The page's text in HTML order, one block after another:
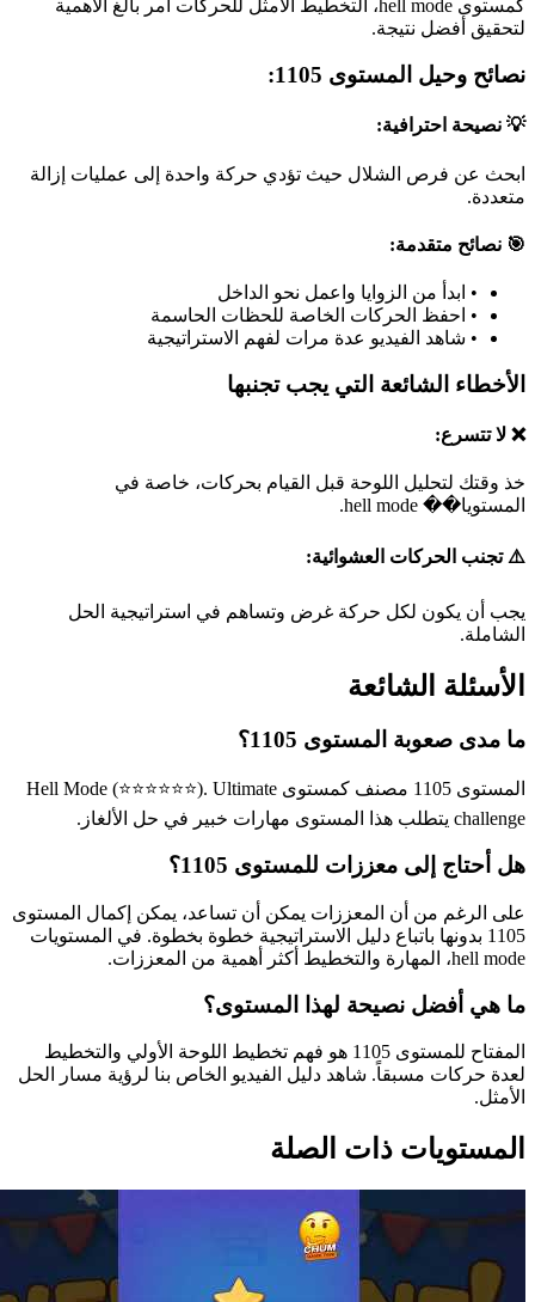
كمستوى hell mode، التخطيط الأمثل للحركات أمر بالغ الأهمية
لتحقيق أفضل نتيجة.
نصائح وحيل المستوى 1105:
💡 نصيحة احترافية:
ابحث عن فرص الشلال حيث تؤدي حركة واحدة إلى عمليات إزالة
متعددة.
🎯 نصائح متقدمة:
• ابدأ من الزوايا واعمل نحو الداخل
• احفظ الحركات الخاصة للحظات الحاسمة
• شاهد الفيديو عدة مرات لفهم الاستراتيجية
الأخطاء الشائعة التي يجب تجنبها
❌ لا تتسرع:
خذ وقتك لتحليل اللوحة قبل القيام بحركات، خاصة في
المستويا�� hell mode.
⚠️ تجنب الحركات العشوائية:
يجب أن يكون لكل حركة غرض وتساهم في استراتيجية الحل
الشاملة.
الأسئلة الشائعة
ما مدى صعوبة المستوى 1105؟
المستوى 1105 مصنف كمستوى Hell Mode (⭐⭐⭐⭐⭐⭐). Ultimate
challenge يتطلب هذا المستوى مهارات خبير في حل الألغاز.
هل أحتاج إلى معززات للمستوى 1105؟
على الرغم من أن المعززات يمكن أن تساعد، يمكن إكمال المستوى
1105 بدونها باتباع دليل الاستراتيجية خطوة بخطوة. في المستويات
hell mode، المهارة والتخطيط أكثر أهمية من المعززات.
ما هي أفضل نصيحة لهذا المستوى؟
المفتاح للمستوى 1105 هو فهم تخطيط اللوحة الأولي والتخطيط
لعدة حركات مسبقاً. شاهد دليل الفيديو الخاص بنا لرؤية مسار الحل
الأمثل.
المستويات ذات الصلة